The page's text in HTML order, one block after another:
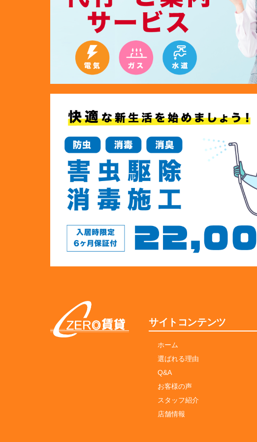
サイトコンテンツ
ホーム
選ばれる理由
Q&A
お客様の声
スタッフ紹介
店舗情報